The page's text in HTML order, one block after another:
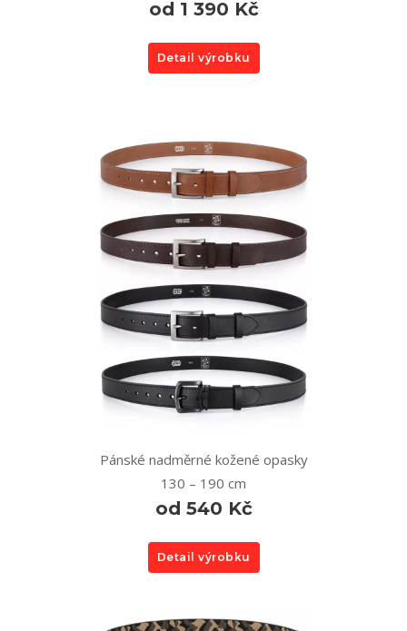
od 1 390 Kč
Detail výrobku
Pánské nadměrné kožené opasky
130 – 190 cm
od 540 Kč
Detail výrobku